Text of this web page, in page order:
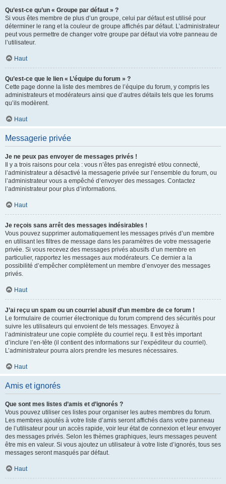
Qu’est-ce qu’un « Groupe par défaut » ?
Si vous êtes membre de plus d’un groupe, celui par défaut est utilisé pour
déterminer le rang et la couleur de groupe affichés par défaut. L’administrateur
peut vous permettre de changer votre groupe par défaut via votre panneau de
l’utilisateur.
Haut
Qu’est-ce que le lien « L’équipe du forum » ?
Cette page donne la liste des membres de l’équipe du forum, y compris les
administrateurs et modérateurs ainsi que d’autres détails tels que les forums
qu’ils modèrent.
Haut
Messagerie privée
Je ne peux pas envoyer de messages privés !
Il y a trois raisons pour cela : vous n’êtes pas enregistré et/ou connecté,
l’administrateur a désactivé la messagerie privée sur l’ensemble du forum, ou
l’administrateur vous a empêché d’envoyer des messages. Contactez
l’administrateur pour plus d’informations.
Haut
Je reçois sans arrêt des messages indésirables !
Vous pouvez supprimer automatiquement les messages privés d’un membre
en utilisant les filtres de message dans les paramètres de votre messagerie
privée. Si vous recevez des messages privés abusifs d’un membre en
particulier, rapportez les messages aux modérateurs. Ce dernier a la
possibilité d’empêcher complètement un membre d’envoyer des messages
privés.
Haut
J’ai reçu un spam ou un courriel abusif d’un membre de ce forum !
Le formulaire de courrier électronique du forum comprend des sécurités pour
suivre les utilisateurs qui envoient de tels messages. Envoyez à
l’administrateur une copie complète du courriel reçu. Il est très important
d’inclure l’en-tête (il contient des informations sur l’expéditeur du courriel).
L’administrateur pourra alors prendre les mesures nécessaires.
Haut
Amis et ignorés
Que sont mes listes d’amis et d’ignorés ?
Vous pouvez utiliser ces listes pour organiser les autres membres du forum.
Les membres ajoutés à votre liste d’amis seront affichés dans votre panneau
de l’utilisateur pour un accès rapide, voir leur état de connexion et leur envoyer
des messages privés. Selon les thèmes graphiques, leurs messages peuvent
être mis en valeur. Si vous ajoutez un utilisateur à votre liste d’ignorés, tous ses
messages seront masqués par défaut.
Haut